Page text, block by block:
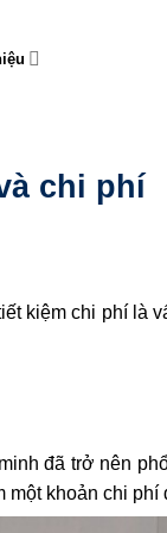
chi phí
kiệm chi phí là
đã trở nên
một khoản chi phí